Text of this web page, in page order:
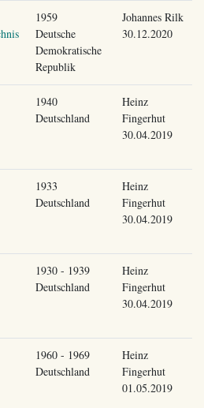
1959
Deutsche
Demokratische
Republik
Johannes Rilk
30.12.2020
1940
Deutschland
Heinz
Fingerhut
30.04.2019
1933
Deutschland
Heinz
Fingerhut
30.04.2019
1930 - 1939
Deutschland
Heinz
Fingerhut
30.04.2019
1960 - 1969
Deutschland
Heinz
Fingerhut
01.05.2019